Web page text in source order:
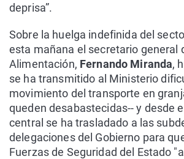
deprisa”.
Sobre la huelga indefinida del
esta mañana el secretario general
Alimentación, Fernando Miranda,
se ha transmitido al Ministerio
movimiento del transporte en
queden desabastecidas-- y desde
central se ha trasladado a las
delegaciones del Gobierno para
Fuerzas de Seguridad del Estado